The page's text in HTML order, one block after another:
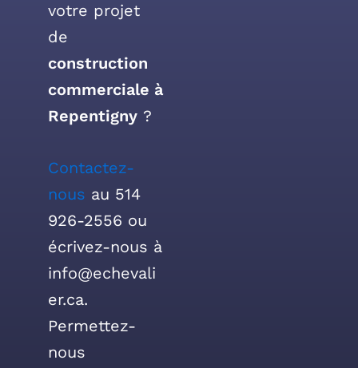
votre projet
de
construction
commerciale à
Repentigny ?
Contactez-
nous au 514
926-2556 ou
écrivez-nous à
info@echevali
er.ca.
Permettez-
nous